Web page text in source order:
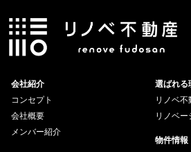
会社紹介
コンセプト
会社概要
メンバー紹介
選ばれる
リノベ
リノベ
物件情報